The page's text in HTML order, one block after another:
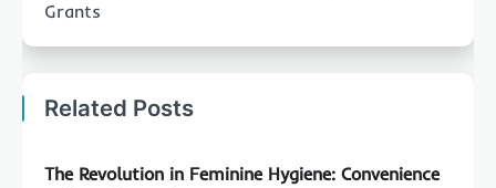
Grants
Related Posts
The Revolution in Feminine Hygiene: Convenience